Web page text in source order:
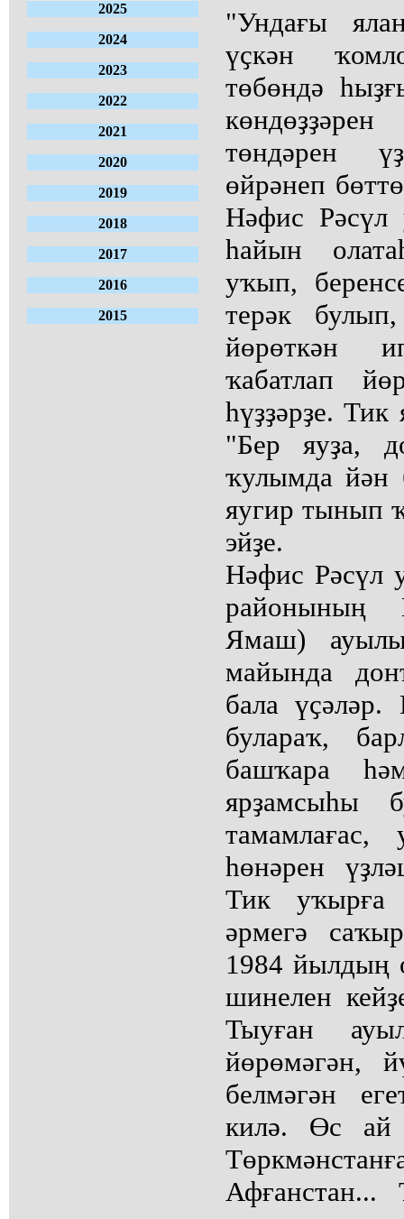
2025
2024
2023
2022
2021
2020
2019
2018
2017
2016
2015
"Ундағы
үҫкән
төбөндә
төндәрен
өйрәнеп
Нәфис Рәсүл
һайын
уҡып,
терәк
йөрөткән
ҡабатлап
һүҙҙәрҙе.
"Бер яуҙа,
ҡулымда йән
яугир тынып
эйҙе.
Нәфис Рәсүл
районының
Ямаш)
майында
бала үҫәләр.
булараҡ,
башҡара
ярҙамсыһы
тамамлағас,
һөнәрен
Тик уҡырға
әрмегә
1984 йылдың
шинелен
Тыуған
йөрөмәгән,
белмәгән
килә. Өс ай